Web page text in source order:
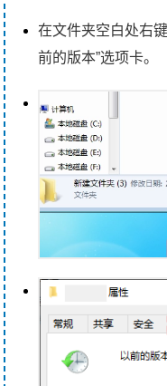
在文件夹空白处右
前的版本”选项卡。